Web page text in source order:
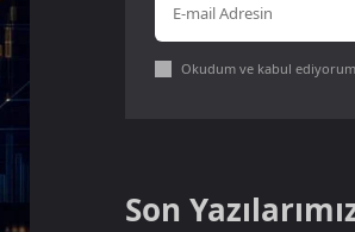
Okudum ve kabul
Son